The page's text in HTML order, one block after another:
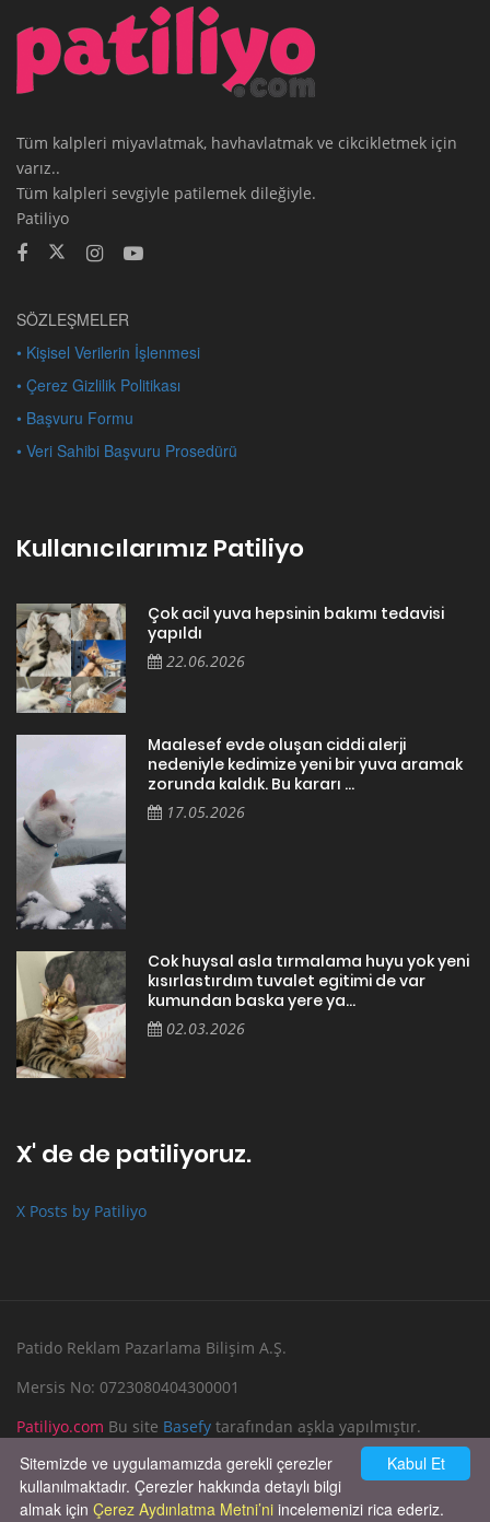
Tüm kalpleri miyavlatmak, havhavlatmak ve cikcikletmek için
varız..
Tüm kalpleri sevgiyle patilemek dileğiyle.
Patiliyo
SÖZLEŞMELER
• Kişisel Verilerin İşlenmesi
• Çerez Gizlilik Politikası
• Başvuru Formu
• Veri Sahibi Başvuru Prosedürü
Kullanıcılarımız Patiliyo
Çok acil yuva hepsinin bakımı tedavisi
yapıldı
22.06.2026
Maalesef evde oluşan ciddi alerji
nedeniyle kedimize yeni bir yuva aramak
zorunda kaldık. Bu kararı ...
17.05.2026
Cok huysal asla tırmalama huyu yok yeni
kısırlastırdım tuvalet egitimi de var
kumundan baska yere ya...
02.03.2026
X' de de patiliyoruz.
X Posts by Patiliyo
Patido Reklam Pazarlama Bilişim A.Ş.
Mersis No: 0723080404300001
Patiliyo.com Bu site Basefy tarafından aşkla yapılmıştır.
Reklam Verin
Bize Yazın
Kabul Et
Sitemizde ve uygulamamızda gerekli çerezler
kullanılmaktadır. Çerezler hakkında detaylı bilgi
almak için Çerez Aydınlatma Metni’ni incelemenizi rica ederiz.